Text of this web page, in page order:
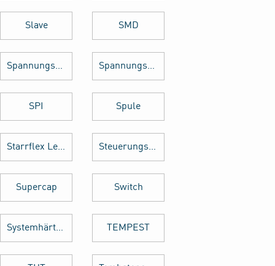
Slave SMD
Spannungsregler Spannungswandler
SPI Spule
Starrflex Leiterplatten Steuerungstechnik
Supercap Switch
Systemhärtung TEMPEST